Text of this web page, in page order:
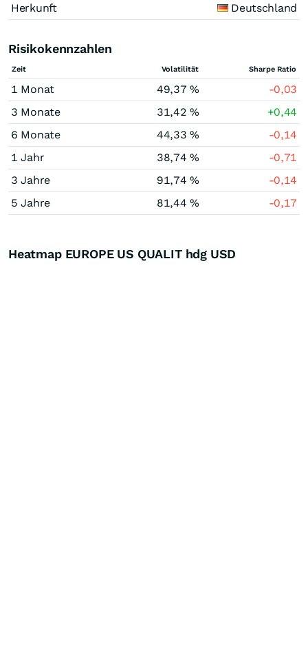
Herkunft Deutschland
Risikokennzahlen
Zeit Volatilität Sharpe Ratio
1 Monat 49,37 %
-0,03
3 Monate
31,42 %
+0,44
6 Monate
44,33 %
-0,14
1 Jahr
38,74 %
-0,71
3 Jahre
91,74 %
-0,14
5 Jahre
81,44 % -0,17
Heatmap EUROPE US QUALIT hdg USD